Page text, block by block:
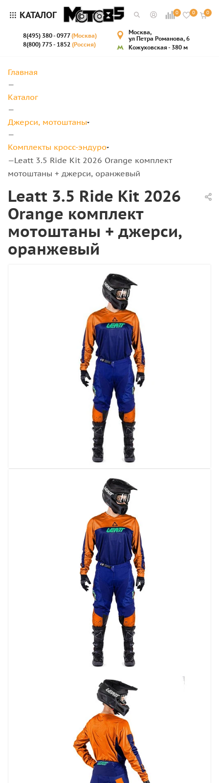
КАТАЛОГ 0 0 0
8(495) 380 - 0977(Москва)
8(800) 775 - 1852 (Россия)
Москва,
ул Петра Романова, 6
Кожуховская - 380 м
Главная
—
Каталог
—
Джерси, мотоштаны
—
Комплекты кросс-эндуро
—Leatt 3.5 Ride Kit 2026 Orange комплект
мотоштаны + джерси, оранжевый
Leatt 3.5 Ride Kit 2026
Orange комплект
мотоштаны + джерси,
оранжевый